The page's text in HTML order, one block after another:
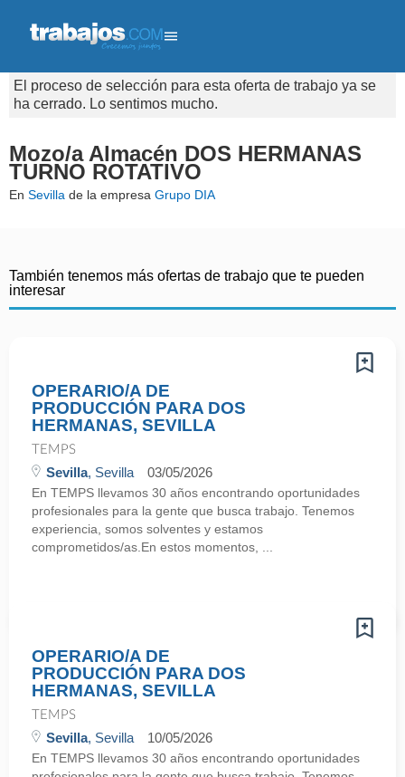
El proceso de selección para esta oferta de trabajo ya se
ha cerrado. Lo sentimos mucho.
Mozo/a Almacén DOS HERMANAS
TURNO ROTATIVO
En Sevilla de la empresa Grupo DIA
También tenemos más ofertas de trabajo que te pueden
interesar
OPERARIO/A DE
PRODUCCIÓN PARA DOS
HERMANAS, SEVILLA
TEMPS
Sevilla, Sevilla 03/05/2026
En TEMPS llevamos 30 años encontrando oportunidades
profesionales para la gente que busca trabajo. Tenemos
experiencia, somos solventes y estamos
comprometidos/as.En estos momentos, ...
OPERARIO/A DE
PRODUCCIÓN PARA DOS
HERMANAS, SEVILLA
TEMPS
Sevilla, Sevilla 10/05/2026
En TEMPS llevamos 30 años encontrando oportunidades